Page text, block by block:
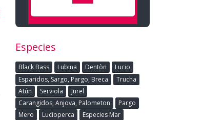
Especies
Black Bass Lubina Dentòn
Lucio
Esparidos, Sargo, Pargo, Breca
Trucha
Atún
Serviola
Jurel
Carangidos, Anjova, Palometon
Pargo
Mero
Lucioperca
Especies Mar